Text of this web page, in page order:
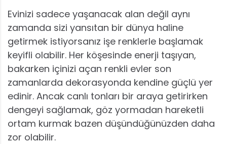
Evinizi sadece yaşanacak alan değil aynı
zamanda sizi yansıtan bir dünya haline
getirmek istiyorsanız işe renklerle başlamak
keyifli olabilir. Her köşesinde enerji taşıyan,
bakarken içinizi açan renkli evler son
zamanlarda dekorasyonda kendine güçlü yer
edinir. Ancak canlı tonları bir araya getirirken
dengeyi sağlamak, göz yormadan hareketli
ortam kurmak bazen düşündüğünüzden daha
zor olabilir.